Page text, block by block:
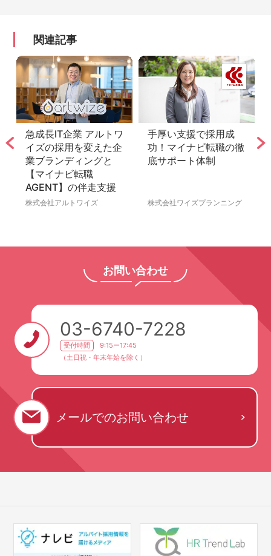
関連記事
ワ
企
手厚い支援で採用成
功！マイナビ転職の徹
底サポート体制
株式会社ワイズプランニング
【金融事業を強化する
NTTドコモ】マイナビ
転職AGENTと共創す
株式会社NTTドコモ
お問い合わせ
03-6740-7228
受付時間
9:15ー17:45
（土日祝・年末年始を除く）
メールでのお問い合わせ